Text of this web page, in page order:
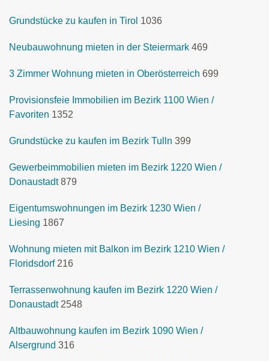
Grundstücke zu kaufen in Tirol 1036
Neubauwohnung mieten in der Steiermark 469
3 Zimmer Wohnung mieten in Oberösterreich 699
Provisionsfeie Immobilien im Bezirk 1100 Wien /
Favoriten 1352
Grundstücke zu kaufen im Bezirk Tulln 399
Gewerbeimmobilien mieten im Bezirk 1220 Wien /
Donaustadt 879
Eigentumswohnungen im Bezirk 1230 Wien /
Liesing 1867
Wohnung mieten mit Balkon im Bezirk 1210 Wien /
Floridsdorf 216
Terrassenwohnung kaufen im Bezirk 1220 Wien /
Donaustadt 2548
Altbauwohnung kaufen im Bezirk 1090 Wien /
Alsergrund 316